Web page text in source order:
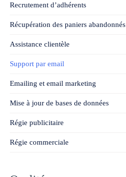
Recrutement d’adhérents
Récupération des paniers abandonnés
Assistance clientèle
Support par email
Emailing et email marketing
Mise à jour de bases de données
Régie publicitaire
Régie commerciale